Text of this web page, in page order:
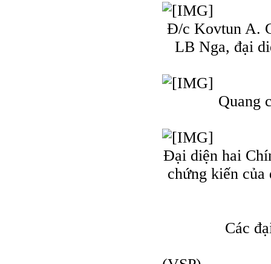
Đ/c Kovtun A.
LB Nga, đại
Quang
Đại diện hai
chứng kiến của
Các